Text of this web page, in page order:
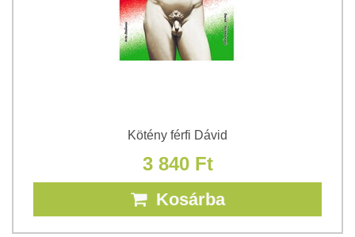
Kötény férfi Dávid
3 840 Ft
Kosárba